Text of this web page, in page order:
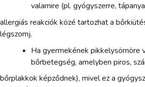
valamire (pl. gyógyszerre,
allergiás reakciók közé tartozhat a
légszomj.
Ha gyermekének pikkelysömöre
bőrbetegség, amelyben piros,
bőrplakkok képződnek), mivel ez a